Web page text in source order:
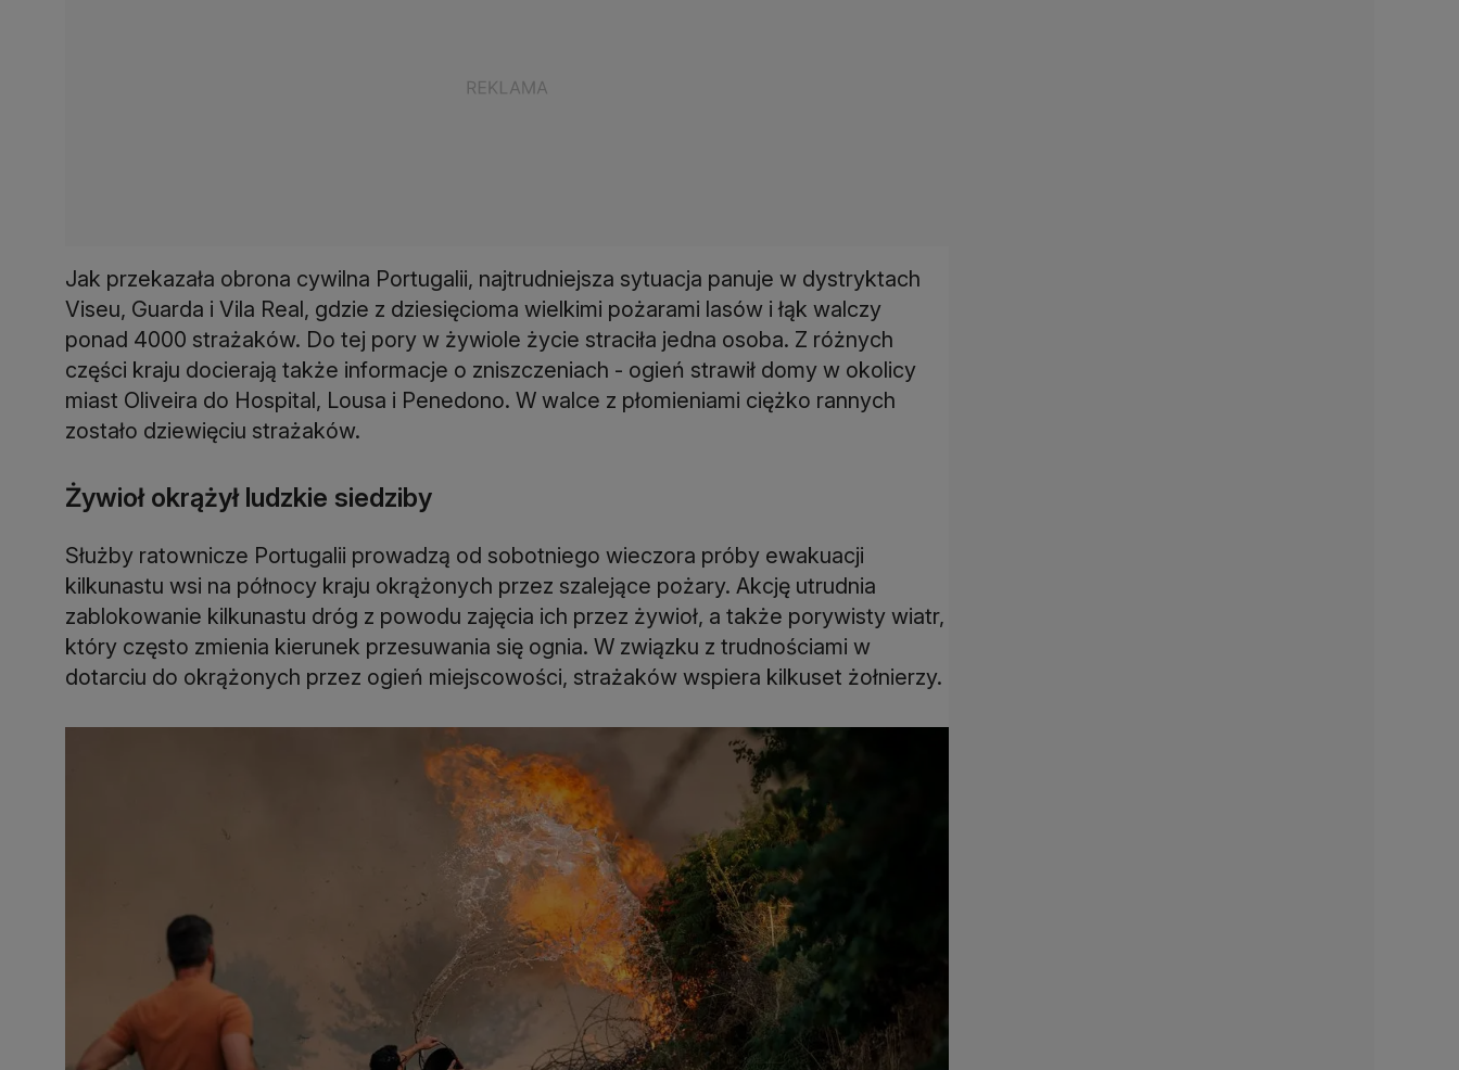
Jak przekazała obrona cywilna Portugalii, najtrudniejsza sytuacja panuje w dystryktach
Viseu, Guarda i Vila Real, gdzie z dziesięcioma wielkimi pożarami lasów i łąk walczy
ponad 4000 strażaków. Do tej pory w żywiole życie straciła jedna osoba. Z różnych
części kraju docierają także informacje o zniszczeniach - ogień strawił domy w okolicy
miast Oliveira do Hospital, Lousa i Penedono. W walce z płomieniami ciężko rannych
zostało dziewięciu strażaków.
Żywioł okrążył ludzkie siedziby
Służby ratownicze Portugalii prowadzą od sobotniego wieczora próby ewakuacji
kilkunastu wsi na północy kraju okrążonych przez szalejące pożary. Akcję utrudnia
zablokowanie kilkunastu dróg z powodu zajęcia ich przez żywioł, a także porywisty wiatr,
który często zmienia kierunek przesuwania się ognia. W związku z trudnościami w
dotarciu do okrążonych przez ogień miejscowości, strażaków wspiera kilkuset żołnierzy.